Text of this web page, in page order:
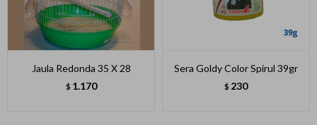
Jaula Redonda 35 X 28
$ 1.170
Sera Goldy Color Spirul 39gr
$ 230